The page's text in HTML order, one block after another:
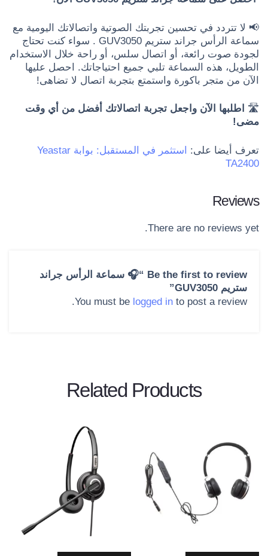
📢 لا تتردد في تحسين تجربتك الصوتية واتصالاتك اليومية مع
سماعة الرأس جراند ستريم GUV3050 . سواء كنت تحتاج
لجودة صوت رائعة، أو اتصال سلس، أو راحة خلال الاستخدام
الطويل، هذه السماعة تلبي جميع احتياجاتك. احصل عليها
الآن من متجر باكورة واستمتع بتجربة اتصال لا تضاهى!
🛣
اطلبها الآن واجعل تجربة اتصالاتك أفضل من أي وقت
مضى!
تعرف أيضا على:
استثمر في المستقبل: بوابة Yeastar
TA2400
Reviews
There are no reviews yet.
Be the first to review “🎧 سماعة الرأس جراند
ستريم GUV3050”
You must be logged in to post a review.
Related Products